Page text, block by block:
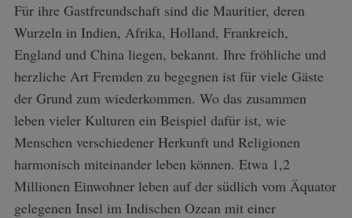
Für ihre Gastfreundschaft sind die Mauritier, deren
Wurzeln in Indien, Afrika, Holland, Frankreich,
England und China liegen, bekannt. Ihre fröhliche und
herzliche Art Fremden zu begegnen ist für viele Gäste
der Grund zum wiederkommen. Wo das zusammen
leben vieler Kulturen ein Beispiel dafür ist, wie
Menschen verschiedener Herkunft und Religionen
harmonisch miteinander leben können. Etwa 1,2
Millionen Einwohner leben auf der südlich vom Äquator
gelegenen Insel im Indischen Ozean mit einer